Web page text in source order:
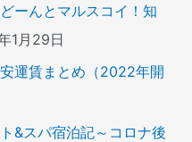
ーんとマルスコイ！知
1月29日
運賃まとめ（2022年開
&スパ宿泊記～コロナ後